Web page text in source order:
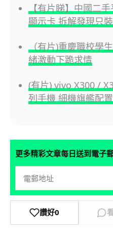
【有片睇】中國二
顯示卡 拆解發現只
（有片)重慶職校學
緒激動下跪求情
(有片) vivo X300 /
列手機 細機旗艦配
更多精彩文章每日送到電子
讚好0